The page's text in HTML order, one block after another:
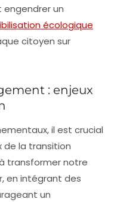
un
écologique
citoyen sur
: enjeux
il est crucial
de la transition
transformer notre
en intégrant des
un